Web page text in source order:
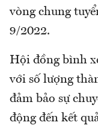
vòng chung
9/2022.
Hội đồng bình
với số lượng
đảm bảo sự
động đến kết